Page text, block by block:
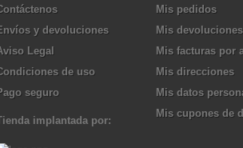
y devoluciones
Legal
de uso
seguro
implantada por:
Mis pedidos
Mis
Mis facturas por
Mis direcciones
Mis datos
Mis cupones de